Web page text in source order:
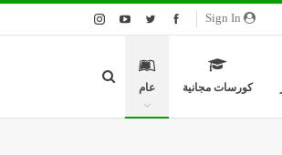
كورسات مجانية عام